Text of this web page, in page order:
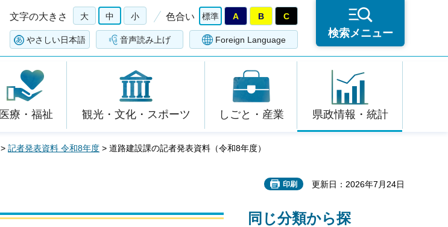
文字の大きさ 大 中 小 色合い 標準 A B C
やさしい日本語 音声読み上げ Foreign Language
検索メニュー
医療・福祉 観光・文化・スポーツ しごと・産業 県政情報・統計
> 記者発表資料 令和8年度 > 道路建設課の記者発表資料（令和8年度）
印刷 更新日：2026年7月24日
同じ分類から探